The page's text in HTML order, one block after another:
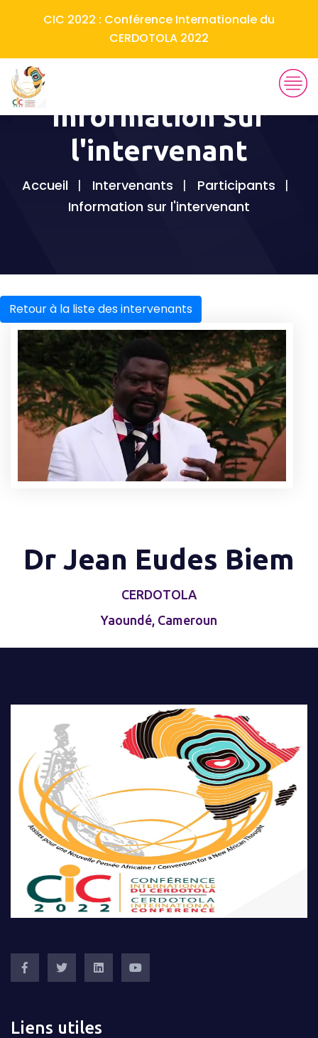
CIC 2022 : Conférence Internationale du
CERDOTOLA 2022
Information sur
l'intervenant
Accueil Intervenants
Participants
Information sur l'intervenant
Retour à la liste des intervenants
Dr Jean Eudes Biem
CERDOTOLA
Yaoundé, Cameroun
Liens utiles